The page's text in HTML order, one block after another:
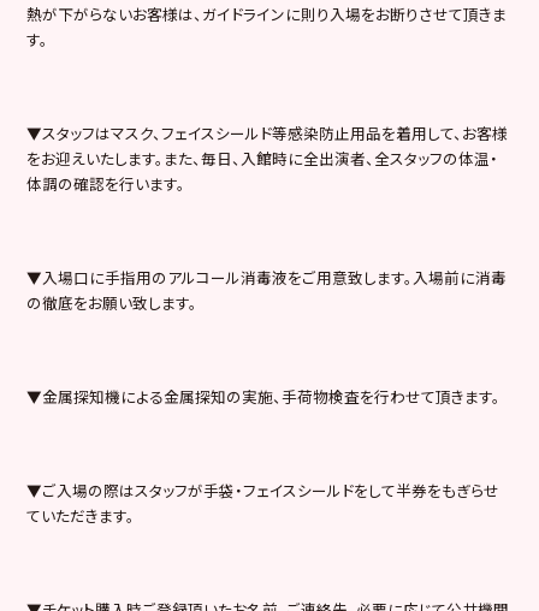
熱が下がらないお客様は、ガイドラインに則り入場をお断りさせて頂きま
す。
▼スタッフはマスク、フェイスシールド等感染防止用品を着用して、お客様
をお迎えいたします。また、毎日、入館時に全出演者、全スタッフの体温・
体調の確認を行います。
▼⼊場⼝に⼿指⽤のアルコール消毒液をご⽤意致します。入場前に消毒
の徹底をお願い致します。
▼金属探知機による金属探知の実施、手荷物検査を行わせて頂きます。
▼ご入場の際はスタッフが手袋・フェイスシールドをして半券をもぎらせ
ていただきます。